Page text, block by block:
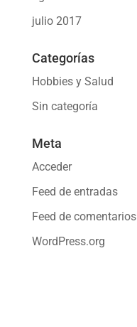
julio 2017
Categorías
Hobbies y Salud
Sin categoría
Meta
Acceder
Feed de entradas
Feed de comentarios
WordPress.org